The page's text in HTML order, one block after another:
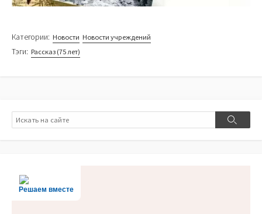
Категории: Новости Новости учреждений
Тэги: Рассказ (75 лет)
Поиск
Поиск
Решаем вместе